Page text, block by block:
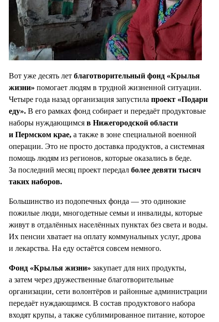
Вот уже десять лет благотворительный фонд «Крылья
жизни» помогает людям в трудной жизненной ситуации.
Четыре года назад организация запустила проект «Подари
еду». В его рамках фонд собирает и передаёт продуктовые
наборы нуждающимся в Нижегородской области
и Пермском крае, а также в зоне специальной военной
операции. Это не просто доставка продуктов, а системная
помощь людям из регионов, которые оказались в беде.
За последний месяц проект передал более девяти тысяч
таких наборов.
Большинство из подопечных фонда — это одинокие
пожилые люди, многодетные семьи и инвалиды, которые
живут в отдалённых населённых пунктах без света и воды.
Их пенсии хватает на оплату коммунальных услуг, дрова
и лекарства. На еду остаётся совсем немного.
Фонд «Крылья жизни» закупает для них продукты,
а затем через дружественные благотворительные
организации, сети волонтёров и районные администрации
передаёт нуждающимся. В состав продуктового набора
входят крупы, а также сублимированное питание, которое